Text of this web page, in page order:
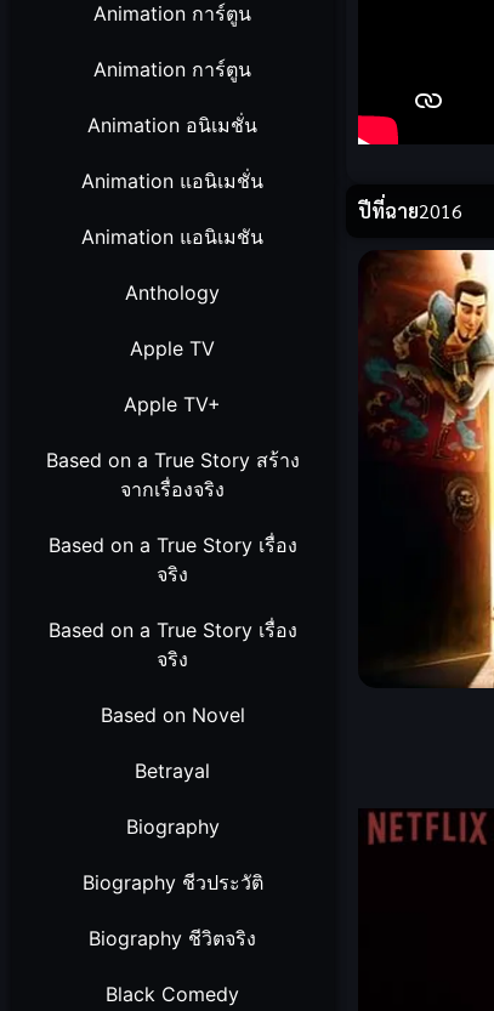
Animation การ์ตูน
Animation การ์ตูน
Animation อนิเมชั่น
Animation แอนิเมชั่น
Animation แอนิเมชัน
Anthology
Apple TV
Apple TV+
Based on a True Story สร้าง
จากเรื่องจริง
Based on a True Story เรื่อง
จริง
Based on a True Story เรื่อง
จริง
Based on Novel
Betrayal
Biography
Biography ชีวประวัติ
Biography ชีวิตจริง
Black Comedy
ปีที่ฉาย2016